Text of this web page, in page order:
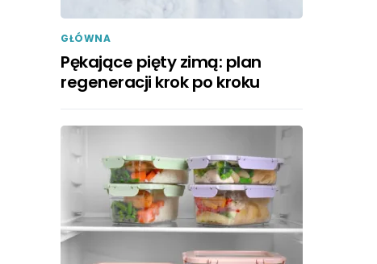
GŁÓWNA
Pękające pięty zimą: plan
regeneracji krok po kroku